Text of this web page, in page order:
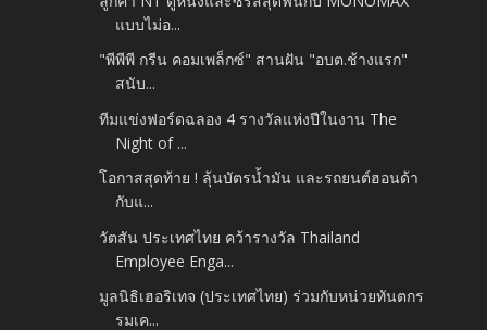
แบบไม่อ...
"พีพีพี กรีน คอมเพล็กซ์" สานฝัน "อบต.ช้างแรก"
สนับ...
ทีมแข่งฟอร์ดฉลอง 4 รางวัลแห่งปีในงาน The
Night of ...
โอกาสสุดท้าย ! ลุ้นบัตรน้ำมัน และรถยนต์ฮอนด้า
กับแ...
วัตสัน ประเทศไทย คว้ารางวัล Thailand
Employee Enga...
มูลนิธิเฮอริเทจ (ประเทศไทย) ร่วมกับหน่วยทันตกร
รมเค...